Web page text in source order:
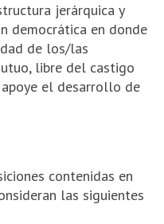
jerárquica y
democrática en donde
de los/las
libre del castigo
el desarrollo de
contenidas en
las siguientes